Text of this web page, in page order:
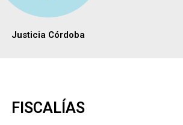
Justicia Córdoba
FISCALÍAS